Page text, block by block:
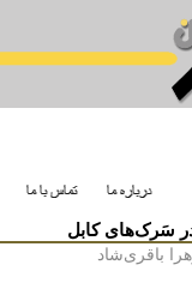
سَرک‌های کابل
باقری‌شاد